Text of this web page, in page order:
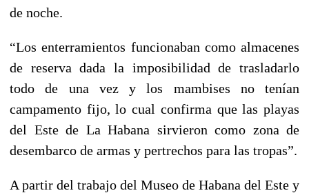
de noche.
“Los enterramientos funcionaban como almacenes
de reserva dada la imposibilidad de trasladarlo
todo de una vez y los mambises no tenían
campamento fijo, lo cual confirma que las playas
del Este de La Habana sirvieron como zona de
desembarco de armas y pertrechos para las tropas”.
A partir del trabajo del Museo de Habana del Este y